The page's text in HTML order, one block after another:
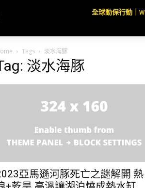
全球動保行動｜
Tags 淡水海豚
淡水海豚
亞馬遜河豚死亡之謎解開 熱